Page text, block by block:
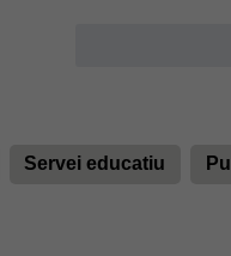
Servei educatiu